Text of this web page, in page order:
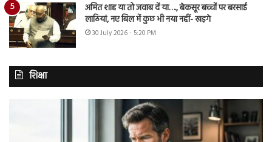
अमित शाह या तो जवाब दें या…., बेकसूर बच्चों पर बरसाई
लाठियां, नए बिल में कुछ भी नया नहीं- खड़गे
30 July 2026 - 5:20 PM
शिक्षा